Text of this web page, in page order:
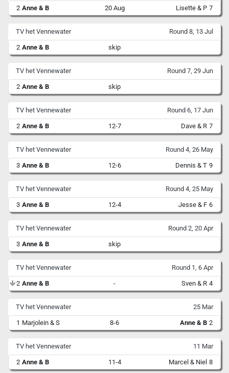
2 Anne & B 20 Aug Lisette & P 7
TV het Vennewater Round 8, 13 Jul
2 Anne & B skip
TV het Vennewater Round 7, 29 Jun
2 Anne & B skip
TV het Vennewater Round 6, 17 Jun
2 Anne & B 12-7 Dave & R 7
TV het Vennewater Round 4, 26 May
3 Anne & B 12-6 Dennis & T 9
TV het Vennewater Round 4, 25 May
3 Anne & B 12-4 Jesse & F 6
TV het Vennewater Round 2, 20 Apr
3 Anne & B skip
TV het Vennewater Round 1, 6 Apr
2 Anne & B - Sven & R 4
TV het Vennewater 25 Mar
1 Marjolein & S 8-6 Anne & B 2
TV het Vennewater 11 Mar
2 Anne & B 11-4 Marcel & Niel 8